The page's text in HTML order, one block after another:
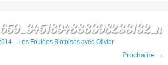
– Les Foulées Biotoises avec Olivier
Prochaine →